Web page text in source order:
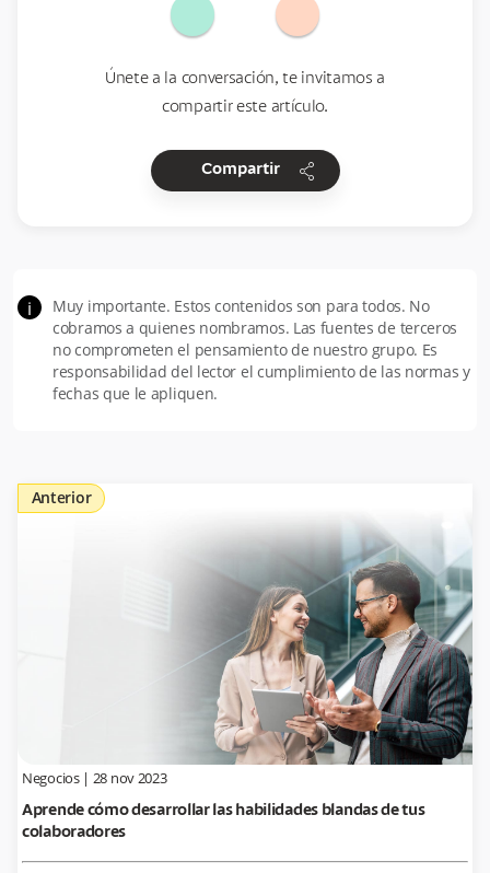
Únete a la conversación, te invitamos a
compartir este artículo.
Compartir share
i
Muy importante. Estos contenidos son para todos. No
cobramos a quienes nombramos. Las fuentes de terceros
no comprometen el pensamiento de nuestro grupo. Es
responsabilidad del lector el cumplimiento de las normas y
fechas que le apliquen.
Anterior
Negocios| 28 nov 2023
Aprende cómo desarrollar las habilidades blandas de tus
colaboradores